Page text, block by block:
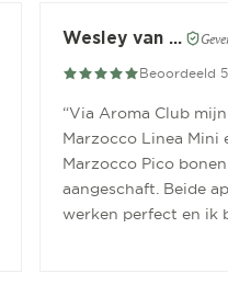
Wesley van der Meer
Beoordeeld
“Via Aroma Club
Marzocco Linea Mini
Marzocco Pico
aangeschaft. Beide
werken perfect en ik